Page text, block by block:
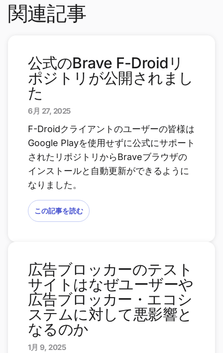
関連記事
公式のBrave F-Droidリ
ポジトリが公開されまし
た
6月 27, 2025
F-Droidクライアントのユーザーの皆様は
Google Playを使用せずに公式にサポート
されたリポジトリからBraveブラウザの
インストールと自動更新ができるように
なりました。
この記事を読む
広告ブロッカーのテスト
サイトはなぜユーザーや
広告ブロッカー・エコシ
ステムに対して悪影響と
なるのか
1月 9, 2025